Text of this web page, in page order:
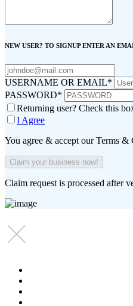
NEW USER? TO SIGNUP ENTER AN
USERNAME OR EMAIL*
PASSWORD*
Returning user? Check this
I Agree
You agree & accept our Terms
Claim request is processed after